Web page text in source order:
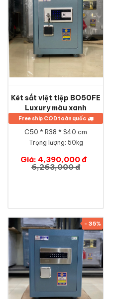
Két sắt việt tiệp BO50FE
Luxury màu xanh
Free ship COD toàn quốc
C50 * R38 * S40 cm
Trọng lượng: 50kg
Giá: 4,390,000 đ
6,263,000 đ
- 35%